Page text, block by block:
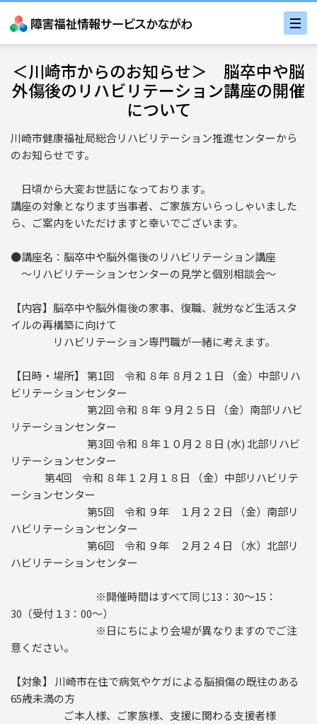
＜川崎市からのお知らせ＞ 脳卒中や脳
外傷後のリハビリテーション講座の開催
について
川崎市健康福祉局総合リハビリテーション推進センターから
のお知らせです。
日頃から大変お世話になっております。
講座の対象となります当事者、ご家族方いらっしゃいました
ら、ご案内をいただけますと幸いでございます。
●講座名：脳卒中や脳外傷後のリハビリテーション講座
～リハビリテーションセンターの見学と個別相談会～
【内容】脳卒中や脳外傷後の家事、復職、就労など生活スタ
イルの再構築に向けて
リハビリテーション専門職が一緒に考えます。
【日時・場所】 第1回 令和 ８年 ８月２１日 （金）中部リハ
ビリテーションセンター
第2回 令和 ８年 ９月２５日 （金）南部リハビ
リテーションセンター
第3回 令和 ８年１０月２８日 (水) 北部リハビ
リテーションセンター
第4回 令和 ８年１２月１８日 （金）中部リハビリテ
ーションセンター
第5回 令和 ９年 １月２２日 （金）南部リ
ハビリテーションセンター
第6回 令和 ９年 ２月２４日 （水）北部リ
ハビリテーションセンター
※開催時間はすべて同じ13：30～15：
30（受付１3：00～）
※日にちにより会場が異なりますのでご注
意ください。
【対象】 川崎市在住で病気やケガによる脳損傷の既往のある
65歳未満の方
ご本人様、ご家族様、支援に関わる支援者様